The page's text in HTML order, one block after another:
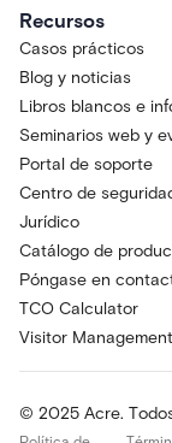
Recursos
Casos prácticos
Blog y noticias
Libros blancos e
Seminarios web y
Portal de soporte
Centro de
Jurídico
Catálogo de
Póngase en
TCO Calculator
Visitor
© 2025 Acre.